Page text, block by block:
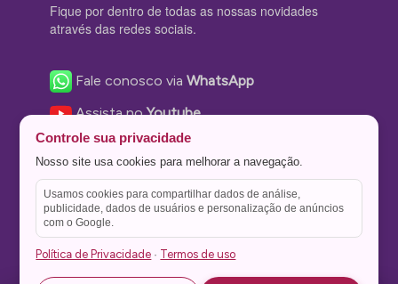
Fique por dentro de todas as nossas novidades
através das redes sociais.
Fale conosco viaWhatsApp
Assista noYoutube
Nos acompanhe no
Nos siga noInstagram
Nos siga noTwitter
Salve noPinterest
Controle sua privacidade
Nosso site usa cookies para melhorar a navegação.
Usamos cookies para compartilhar dados de análise,
publicidade, dados de usuários e personalização de anúncios
com o Google.
Política de Privacidade · Termos de uso